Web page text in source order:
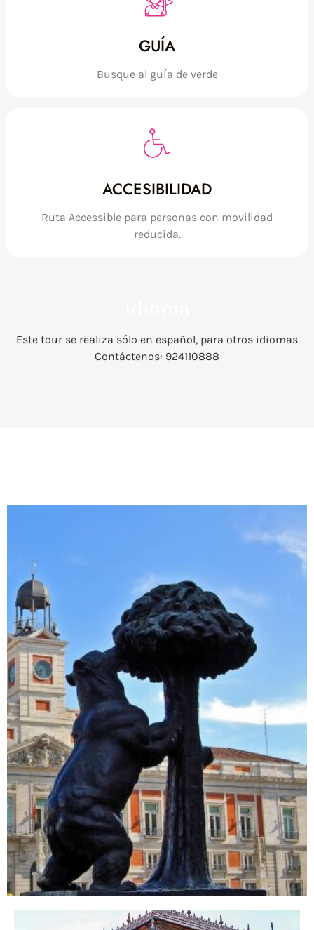
GUÍA
Busque al guía de verde
ACCESIBILIDAD
Ruta Accessible para personas con movilidad
reducida.
Este tour se realiza sólo en español, para otros idiomas
Contáctenos: 924110888